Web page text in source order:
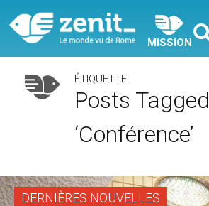
MISSION
ÉTIQUETTE
Posts Tagged
‘conférence’
DERNIÈRES NOUVELLES